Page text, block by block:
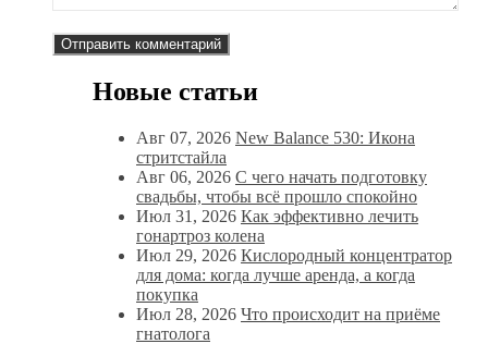
Новые статьи
Авг 07, 2026 New Balance 530: Икона
стритстайла
Авг 06, 2026 С чего начать подготовку
свадьбы, чтобы всё прошло спокойно
Июл 31, 2026 Как эффективно лечить
гонартроз колена
Июл 29, 2026 Кислородный концентратор
для дома: когда лучше аренда, а когда
покупка
Июл 28, 2026 Что происходит на приёме
гнатолога